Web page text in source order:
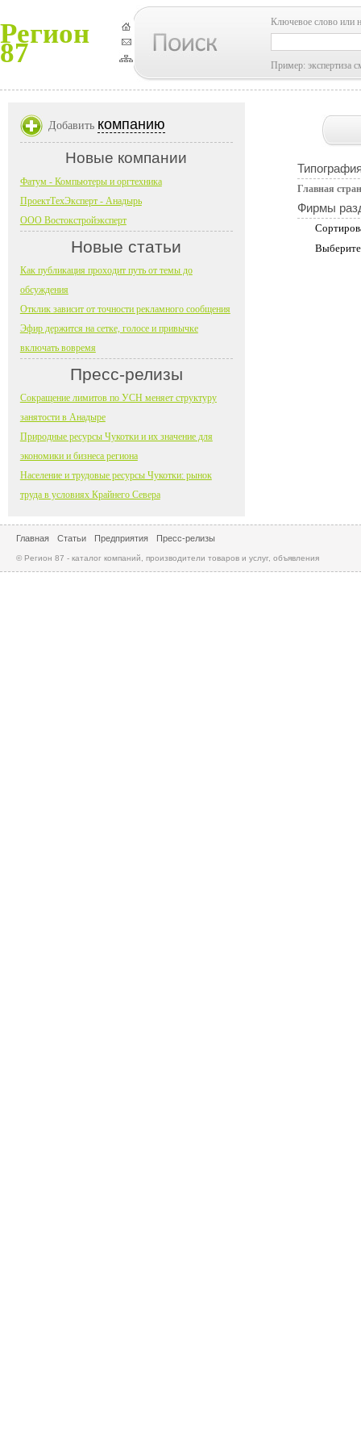
Регион
87
Ключевое слово или
Пример: экспертиза
Главная
Фирмы
Добавить компанию
Новые компании
Фатум - Компьютеры и оргтехника
ПроектТехЭксперт - Анадырь
ООО Востокстройэксперт
Новые статьи
Как публикация проходит путь от темы до
обсуждения
Отклик зависит от точности рекламного сообщения
Эфир держится на сетке, голосе и привычке
включать вовремя
Пресс-релизы
Сокращение лимитов по УСН меняет структуру
занятости в Анадыре
Природные ресурсы Чукотки и их значение для
экономики и бизнеса региона
Население и трудовые ресурсы Чукотки: рынок
труда в условиях Крайнего Севера
Главная Статьи Предприятия Пресс-релизы
© Регион 87 - каталог компаний, производители товаров и услуг, объявления